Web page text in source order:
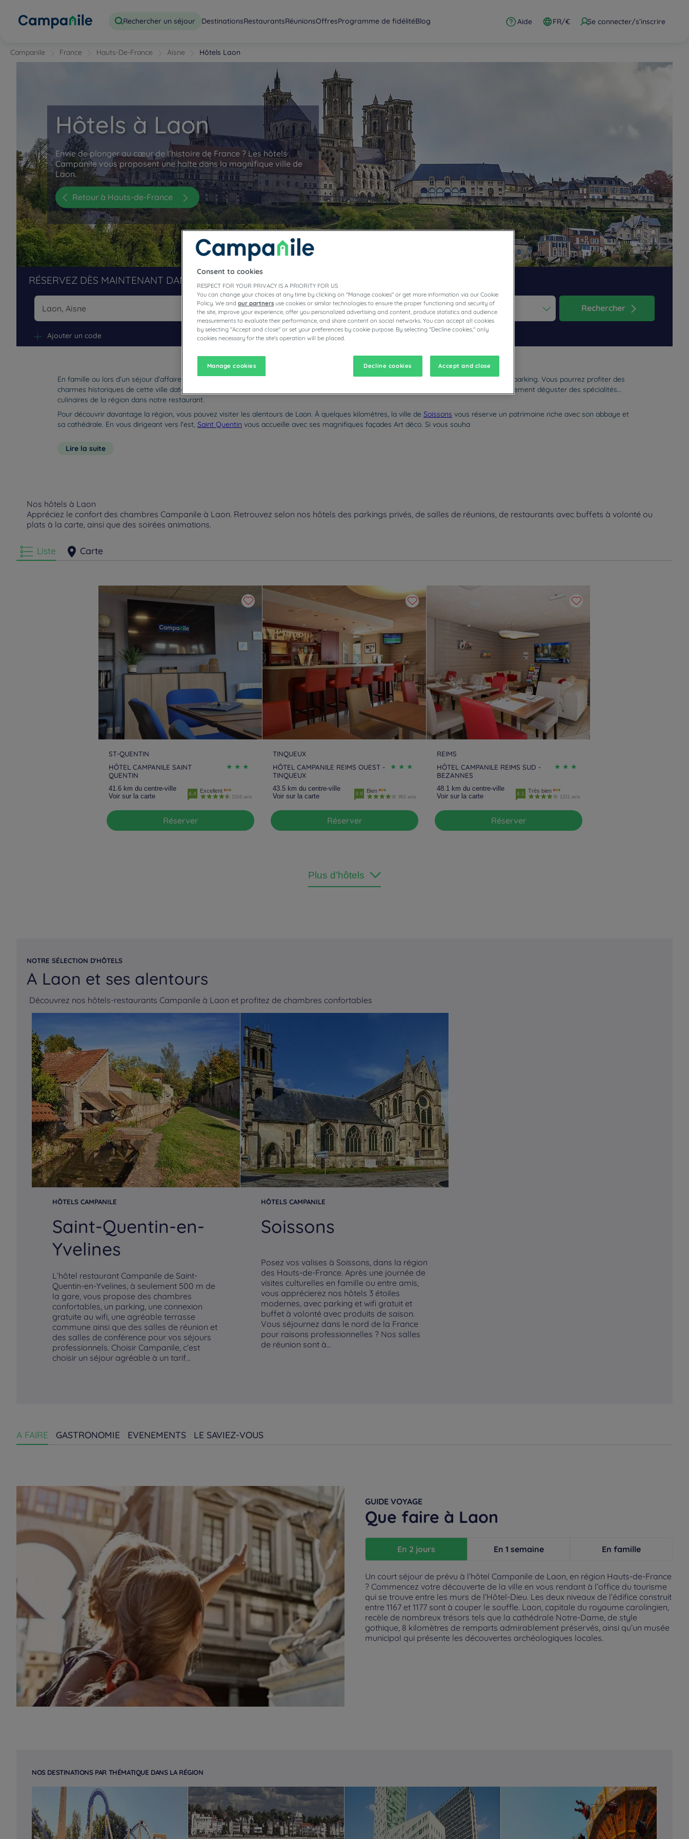
Rechercher un séjour DestinationsRestaurantsRéunionsOffresProgramme de fidélitéBlog Aide FR/€ Se connecter/s’inscrire
Campanile France Hauts-De-France Aisne Hôtels Laon
Hôtels à Laon
Envie de plonger au cœur de l’histoire de France ? Les hôtels
Campanile vous proposent une halte dans la magnifique ville de
Laon.
Retour à Hauts-de-France
RÉSERVEZ DÈS MAINTENANT DANS NOS HÔTELS RESTAURANTS CAMPANILE
Navigate forward to interact with the calendar and select a date. Press the question mark key to get the keyboard shortcuts for
Navigate backward to interact with the calendar and select a date. Press the question mark key to get the
Rechercher
Ajouter un code
En famille ou lors d’un séjour d’affaires, posez vos valises à Laon, dans le département de l’Aisne, où vous attend un hôtel Campanile avec parking. Vous pourrez profiter des
charmes historiques de cette ville datant du Moyen Âge perchée sur une colline, puis vous reposer dans votre chambre d’hôtel. Venez également déguster des spécialités
culinaires de la région dans notre restaurant.
Pour découvrir davantage la région, vous pouvez visiter les alentours de Laon. À quelques kilomètres, la ville de Soissons vous réserve un patrimoine riche avec son abbaye et
sa cathédrale. En vous dirigeant vers l'est, Saint Quentin vous accueille avec ses magnifiques façades Art déco. Si vous souha
Lire la suite
Nos hôtels à Laon
Appréciez le confort des chambres Campanile à Laon. Retrouvez selon nos hôtels des parkings privés, de salles de réunions, de restaurants avec buffets à volonté ou
plats à la carte, ainsi que des soirées animations.
Liste Carte
ST-QUENTIN
HÔTEL CAMPANILE SAINT
QUENTIN
41.6 km du centre-ville
Voir sur la carte
4.4 Excellent
1516 avis
Réserver
TINQUEUX
HÔTEL CAMPANILE REIMS OUEST -
TINQUEUX
43.5 km du centre-ville
Voir sur la carte
3.9 Bien
962 avis
Réserver
REIMS
HÔTEL CAMPANILE REIMS SUD -
BEZANNES
48.1 km du centre-ville
Voir sur la carte
4.1 Très bien
1221 avis
Réserver
Plus d’hôtels
NOTRE SÉLECTION D'HÔTELS
A Laon et ses alentours
Découvrez nos hôtels-restaurants Campanile à Laon et profitez de chambres confortables
HÔTELS CAMPANILE
Saint-Quentin-en-
Yvelines
L’hôtel restaurant Campanile de Saint-
Quentin-en-Yvelines, à seulement 500 m de
la gare, vous propose des chambres
confortables, un parking, une connexion
gratuite au wifi, une agréable terrasse
commune ainsi que des salles de réunion et
des salles de conférence pour vos séjours
professionnels. Choisir Campanile, c’est
choisir un séjour agréable à un tarif...
HÔTELS CAMPANILE
Soissons
Posez vos valises à Soissons, dans la région
des Hauts-de-France. Après une journée de
visites culturelles en famille ou entre amis,
vous apprécierez nos hôtels 3 étoiles
modernes, avec parking et wifi gratuit et
buffet à volonté avec produits de saison.
Vous séjournez dans le nord de la France
pour raisons professionnelles ? Nos salles
de réunion sont à...
A FAIRE GASTRONOMIE EVENEMENTS LE SAVIEZ-VOUS
GUIDE VOYAGE
Que faire à Laon
En 2 jours En 1 semaine En famille
Un court séjour de prévu à l’hôtel Campanile de Laon, en région Hauts-de-France
? Commencez votre découverte de la ville en vous rendant à l’office du tourisme
qui se trouve entre les murs de l’Hôtel-Dieu. Les deux niveaux de l’édifice construit
entre 1167 et 1177 sont à couper le souffle. Laon, capitale du royaume carolingien,
recèle de nombreux trésors tels que la cathédrale Notre-Dame, de style
gothique, 8 kilomètres de remparts admirablement préservés, ainsi qu’un musée
municipal qui présente les découvertes archéologiques locales.
NOS DESTINATIONS PAR THÉMATIQUE DANS LA RÉGION
Consent to cookies
RESPECT FOR YOUR PRIVACY IS A PRIORITY FOR US
You can change your choices at any time by clicking on "Manage cookies" or get more information via our Cookie
Policy. We and our partners use cookies or similar technologies to ensure the proper functioning and security of
the site, improve your experience, offer you personalized advertising and content, produce statistics and audience
measurements to evaluate their performance, and share content on social networks. You can accept all cookies
by selecting "Accept and close" or set your preferences by cookie purpose. By selecting "Decline cookies," only
cookies necessary for the site's operation will be placed.
Manage cookies Decline cookies Accept and close